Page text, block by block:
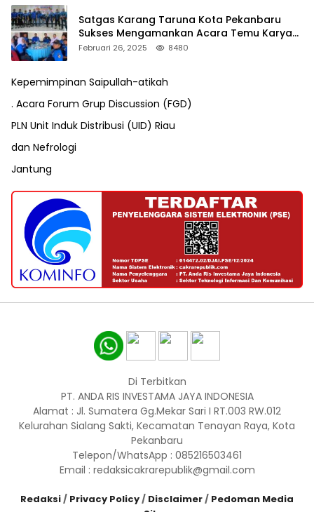
Satgas Karang Taruna Kota Pekanbaru
Sukses Mengamankan Acara Temu Karya
VII Karang Taruna Pekanbaru
Februari 26, 2025 8480
Kepemimpinan Saipullah-atikah
. Acara Forum Grup Discussion (FGD)
PLN Unit Induk Distribusi (UID) Riau
dan Nefrologi
Jantung
Di Terbitkan
PT. ANDA RIS INVESTAMA JAYA INDONESIA
Alamat : Jl. Sumatera Gg.Mekar Sari I RT.003 RW.012
Kelurahan Sialang Sakti, Kecamatan Tenayan Raya, Kota
Pekanbaru
Telepon/WhatsApp : 085216503461
Email : redaksicakrarepublik@gmail.com
Redaksi/ Privacy Policy/ Disclaimer/ Pedoman Media